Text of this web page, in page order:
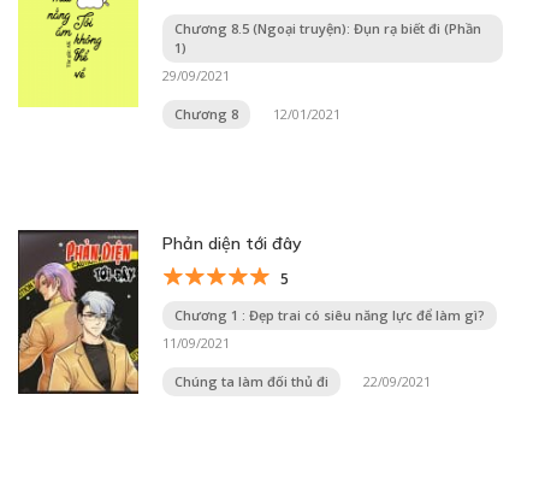
Chương 8.5 (Ngoại truyện): Đụn rạ biết đi (Phần
1)
29/09/2021
Chương 8 12/01/2021
Phản diện tới đây
5
Chương 1 : Đẹp trai có siêu năng lực để làm gì?
11/09/2021
Chúng ta làm đối thủ đi 22/09/2021